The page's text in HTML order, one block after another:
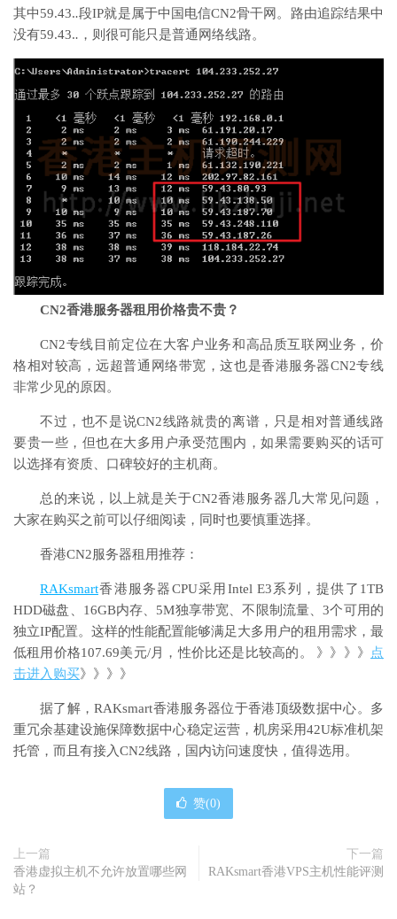
其中59.43..段IP就是属于中国电信CN2骨干网。路由追踪结果中
没有59.43.. ，则很可能只是普通网络线路。
CN2香港服务器租用价格贵不贵？
CN2专线目前定位在大客户业务和高品质互联网业务，价
格相对较高，远超普通网络带宽，这也是香港服务器CN2专线
非常少见的原因。
不过，也不是说CN2线路就贵的离谱，只是相对普通线路
要贵一些，但也在大多用户承受范围内，如果需要购买的话可
以选择有资质、口碑较好的主机商。
总的来说，以上就是关于CN2香港服务器几大常见问题，
大家在购买之前可以仔细阅读，同时也要慎重选择。
香港CN2服务器租用推荐：
RAKsmart香港服务器CPU采用Intel E3系列，提供了1TB
HDD磁盘、16GB内存、5M独享带宽、不限制流量、3个可用的
独立IP配置。这样的性能配置能够满足大多用户的租用需求，最
低租用价格107.69美元/月，性价比还是比较高的。 》》》》
点
击进入购买》》》》
据了解，RAKsmart香港服务器位于香港顶级数据中心。多
重冗余基建设施保障数据中心稳定运营，机房采用42U标准机架
托管，而且有接入CN2线路，国内访问速度快，值得选用。
赞(0)
上一篇
香港虚拟主机不允许放置哪些网
站？
下一篇
RAKsmart香港VPS主机性能评测